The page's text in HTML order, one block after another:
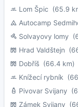
Lom Špic (65.9
Autocamp
Solvayovy lomy
Hrad Valdštejn
Dobříš (66.4 km)
Knížecí rybník
Pivovar Svijany
Zámek Svijany